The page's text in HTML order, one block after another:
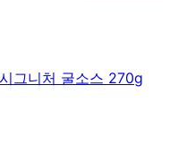
그니처 굴소스 270g